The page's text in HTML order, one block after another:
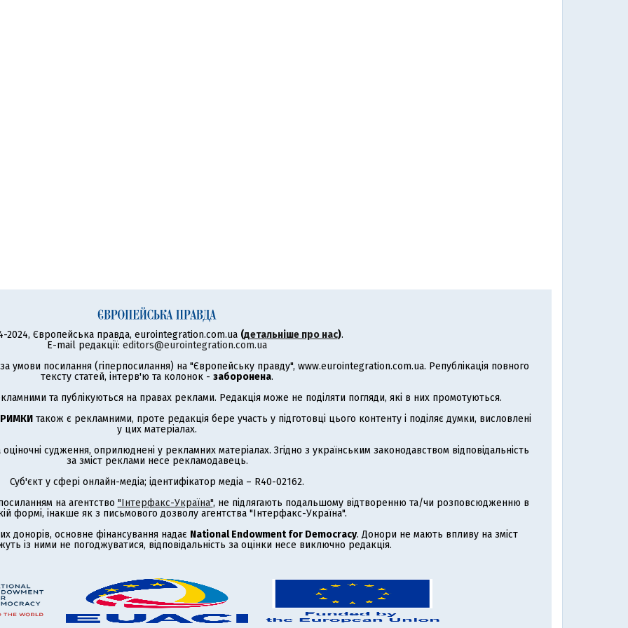
2024, Європейська правда, eurointegration.com.ua (детальніше про нас).
E-mail редакції: editors@eurointegration.com.ua
умови посилання (гіперпосилання) на "Європейську правду", www.eurointegration.com.ua. Републікація повного
тексту статей, інтерв'ю та колонок - заборонена.
та публікуються на правах реклами. Редакція може не поділяти погляди, які в них промотуються.
також є рекламними, проте редакція бере участь у підготовці цього контенту і поділяє думки, висловлені
у цих матеріалах.
судження, оприлюднені у рекламних матеріалах. Згідно з українським законодавством відповідальність
за зміст реклами несе рекламодавець.
Суб'єкт у сфері онлайн-медіа; ідентифікатор медіа – R40-02162.
на агентство "Інтерфакс-Україна", не підлягають подальшому відтворенню та/чи розповсюдженню в
формі, інакше як з письмового дозволу агентства "Інтерфакс-Україна".
донорів, основне фінансування надає National Endowment for Democracy. Донори не мають впливу на зміст
із ними не погоджуватися, відповідальність за оцінки несе виключно редакція.